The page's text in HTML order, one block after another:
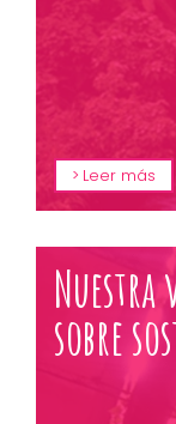
Leer más
sobre